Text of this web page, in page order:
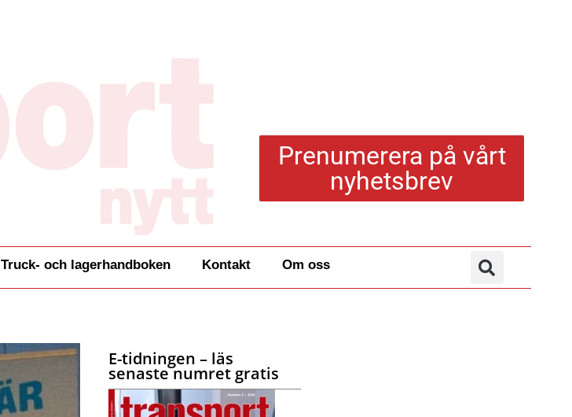
Prenumerera på vårt
nyhetsbrev
Truck- och lagerhandboken Kontakt Om oss
E-tidningen – läs
senaste numret gratis